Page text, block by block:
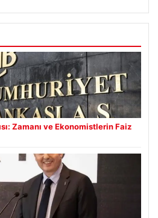
Zamanı ve Ekonomistlerin Faiz